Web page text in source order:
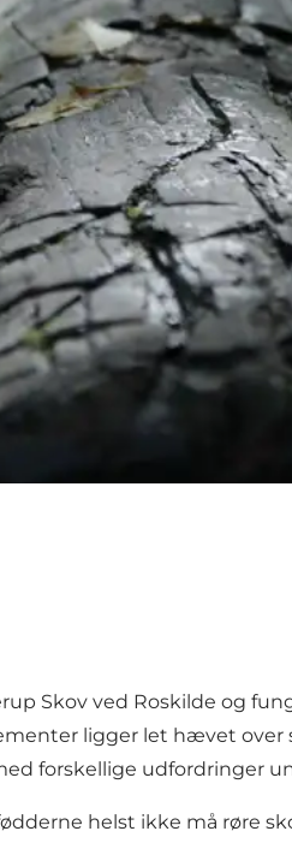
Skov ved Roskilde og
ligger let hævet
forskellige udfordringer
helst ikke må røre